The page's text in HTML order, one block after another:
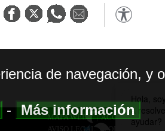
MAPA WEB|ACCESIBILIDAD
AVISO LEGAL| POLITICA DE
de navegación, y
-Más información